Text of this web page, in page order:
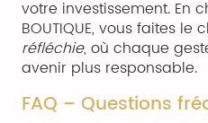
votre investissement. En
BOUTIQUE, vous faites le
réfléchie, où chaque
avenir plus responsable.
FAQ – Questions